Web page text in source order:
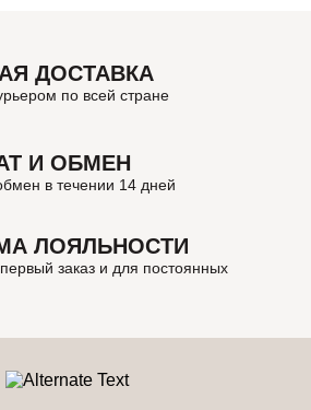
ДОСТАВКА
по всей стране
И ОБМЕН
в течении 14 дней
ЛОЯЛЬНОСТИ
заказ и для постоянных